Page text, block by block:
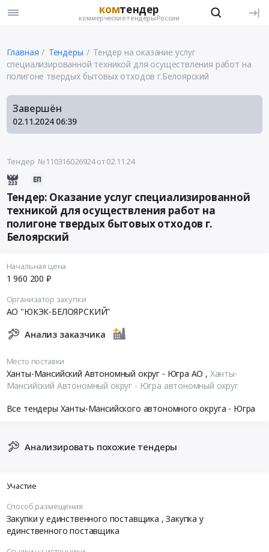
комтендер
коммерческие тендеры России
Главная Тендеры
Тендер на оказание услуг
специализированной техникой для осуществления работ на
полигоне твердых бытовых отходов г.Белоярский
Завершён
02.11.2024 06:39
Тендер №110316026924от 02.11.24
Тендер: Оказание услуг специализированной
техникой для осуществления работ на
полигоне твердых бытовых отходов г.
Белоярский
Начальная цена
1 960 200 ₽
Организатор закупки
АО "ЮКЭК-БЕЛОЯРСКИЙ"
Анализ заказчика
Место поставки
Ханты-Мансийский Автономный округ - Югра АО , Ханты-
Мансийский Автономный округ - Югра автономный округ
Все тендеры Ханты-Мансийского автономного округа - Югра
Анализировать похожие тендеры
Участие
Способ размещения
Закупки у единственного поставщика , Закупка у
единственного поставщика